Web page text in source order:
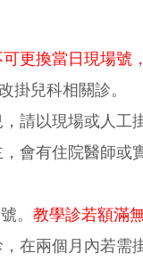
更換當日現場號
掛兒科相關診。
請以現場或人工
會有住院醫師或
。 教學診若額滿
在兩個月內若需